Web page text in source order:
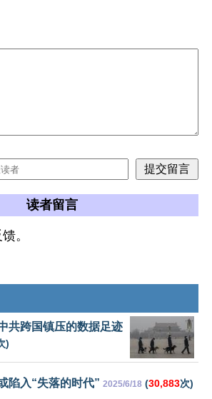
读者留言
。
共跨国镇压的数据足迹
)
陷入“失落的时代” 2025/6/18 (30,883次)